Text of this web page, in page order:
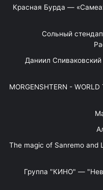
Красная Бурда —
"Сольный
"Даниил
MORGENSHTERN -
"The magic of Sanremo
Группа "КИНО" —